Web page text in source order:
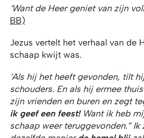
‘Want de Heer geniet van zijn
BB)
Jezus vertelt het verhaal van de
schaap kwijt was.
‘Als hij het heeft gevonden, tilt
schouders. En als hij ermee
zijn vrienden en buren en zegt
ik geef een feest!Want ik heb
schaap weer teruggevonden.”